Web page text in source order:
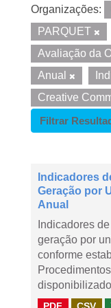
Organizações:
PARQUET
Avaliação da
Anual
Creative
Filtrar
Indicadores
Geração por
Anual
Indicadores
geração por
conforme